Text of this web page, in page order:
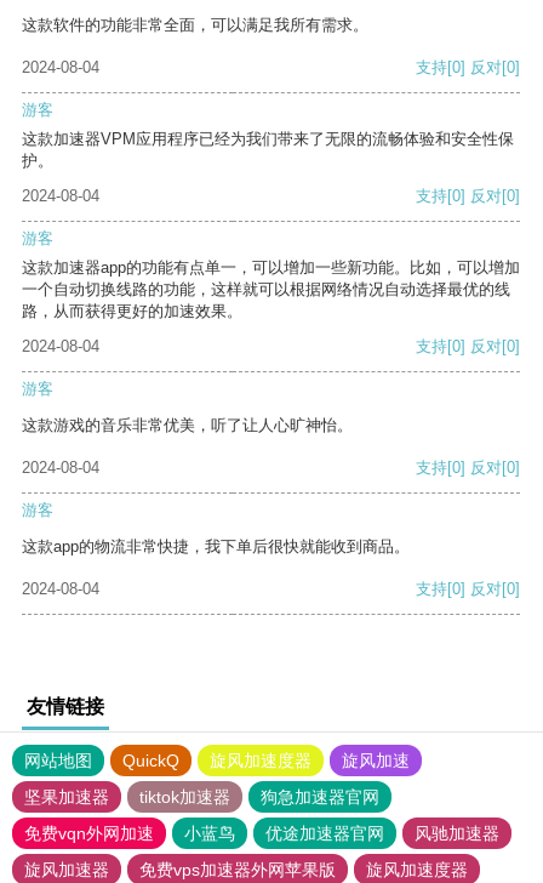
这款软件的功能非常全面，可以满足我所有需求。
2024-08-04 支持[0] 反对[0]
游客
这款加速器VPM应用程序已经为我们带来了无限的流畅体验和安全性保
护。
2024-08-04
支持[0] 反对[0]
游客
这款加速器app的功能有点单一，可以增加一些新功能。比如，可以增加
一个自动切换线路的功能，这样就可以根据网络情况自动选择最优的线
路，从而获得更好的加速效果。
2024-08-04
支持[0] 反对[0]
游客
这款游戏的音乐非常优美，听了让人心旷神怡。
2024-08-04 支持[0] 反对[0]
游客
这款app的物流非常快捷，我下单后很快就能收到商品。
2024-08-04 支持[0] 反对[0]
友情链接
网站地图 QuickQ 旋风加速度器
旋风加速
坚果加速器
tiktok加速器
狗急加速器官网
免费vqn外网加速
小蓝鸟 优途加速器官网
风驰加速器
旋风加速器
免费vps加速器外网苹果版
旋风加速度器